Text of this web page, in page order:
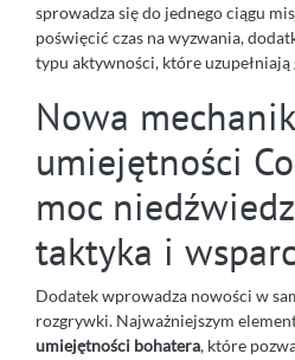
sprowadza się do jednego ciągu
poświęcić czas na wyzwania,
typu aktywności, które uzupełniają
Nowa
umiejętności
moc
taktyka i
Dodatek wprowadza nowości w
rozgrywki. Najważniejszym
umiejętności bohatera, które